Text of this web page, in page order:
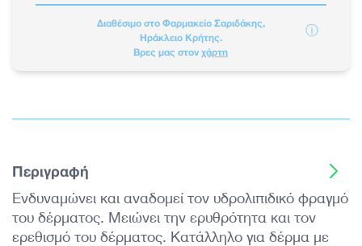
Διαθέσιμο στο Φαρμακείο Σαριδάκης,
Ηράκλειο Κρήτης.
Βρες μας στον χάρτη
ⓘ
Περιγραφή
Ενδυναμώνει και αναδομεί τον υδρολιπιδικό φραγμό
του δέρματος. Μειώνει την ερυθρότητα και τον
ερεθισμό του δέρματος. Κατάλληλο για δέρμα με